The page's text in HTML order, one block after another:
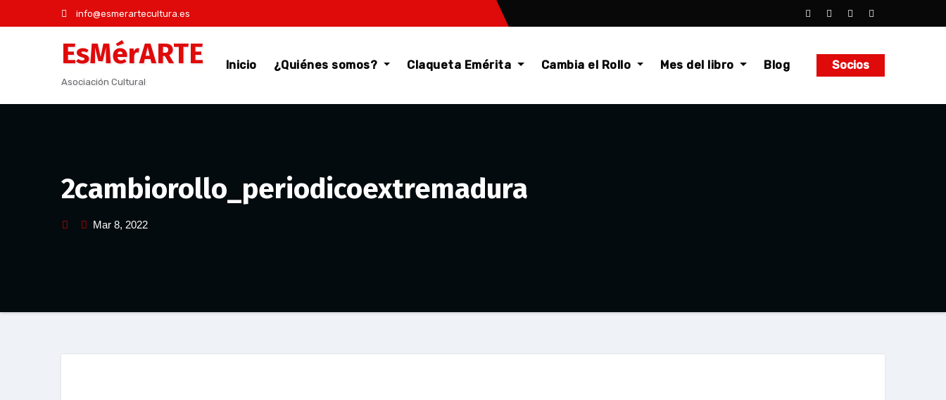
al
info@esmerartecultura.es
EsMérARTE
Asociación Cultural
Inicio ¿Quiénes somos? Claqueta Emérita Cambia el Rollo Mes del libro Blog Socios
2cambiorollo_periodicoextremadura
Mar 8, 2022